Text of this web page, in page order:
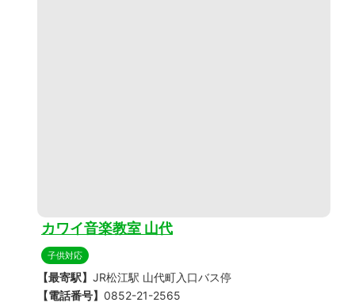
カワイ音楽教室 山代
子供対応
【最寄駅】 JR松江駅 山代町入口バス停
【電話番号】 0852-21-2565